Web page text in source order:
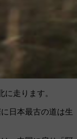
走ります。
日本最古の道は生